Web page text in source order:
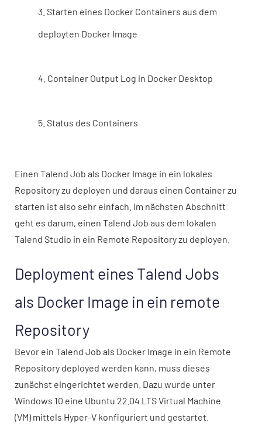
3. Starten eines Docker Containers aus dem
deployten Docker Image
4. Container Output Log in Docker Desktop
5. Status des Containers
Einen Talend Job als Docker Image in ein lokales
Repository zu deployen und daraus einen Container zu
starten ist also sehr einfach. Im nächsten Abschnitt
geht es darum, einen Talend Job aus dem lokalen
Talend Studio in ein Remote Repository zu deployen.
Deployment eines Talend Jobs
als Docker Image in ein remote
Repository
Bevor ein Talend Job als Docker Image in ein Remote
Repository deployed werden kann, muss dieses
zunächst eingerichtet werden. Dazu wurde unter
Windows 10 eine Ubuntu 22.04 LTS Virtual Machine
(VM) mittels Hyper-V konfiguriert und gestartet.